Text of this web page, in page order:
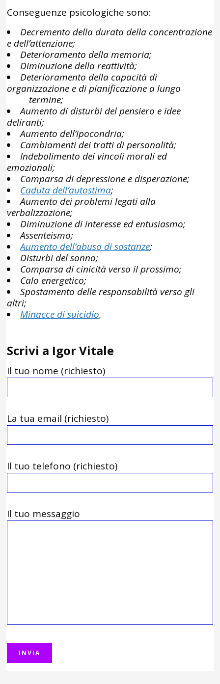
Conseguenze psicologiche sono:
Decremento della durata della concentrazione
e dell’attenzione;
Deterioramento della memoria;
Diminuzione della reattività;
Deterioramento della capacità di
organizzazione e di pianificazione a lungo
termine;
Aumento di disturbi del pensiero e idee
deliranti;
Aumento dell’ipocondria;
Cambiamenti dei tratti di personalità;
Indebolimento dei vincoli morali ed
emozionali;
Comparsa di depressione e disperazione;
Caduta dell’autostima;
Aumento dei problemi legati alla
verbalizzazione;
Diminuzione di interesse ed entusiasmo;
Assenteismo;
Aumento dell’abuso di sostanze;
Disturbi del sonno;
Comparsa di cinicità verso il prossimo;
Calo energetico;
Spostamento delle responsabilità verso gli
altri;
Minacce di suicidio.
Scrivi a Igor Vitale
Il tuo nome (richiesto)
La tua email (richiesto)
Il tuo telefono (richiesto)
Il tuo messaggio